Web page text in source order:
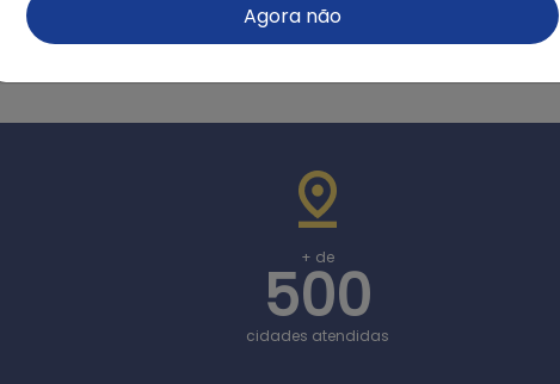
+ de
500
cidades atendidas
Agora não